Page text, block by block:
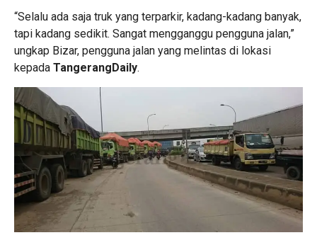
“Selalu ada saja truk yang terparkir, kadang-kadang banyak,
tapi kadang sedikit. Sangat mengganggu pengguna jalan,”
ungkap Bizar, pengguna jalan yang melintas di lokasi
kepada TangerangDaily.